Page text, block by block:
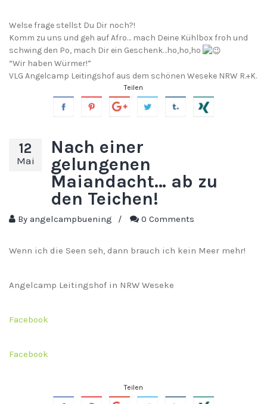
Welse frage stellst Du Dir noch?!
Komm zu uns und geh auf Afro… mach Deine Kühlbox froh und
schwing den Po, mach Dir ein Geschenk…ho,ho,ho
“Wir haben Würmer!”
VLG Angelcamp Leitingshof aus dem schönen Weseke NRW R.+K.
Teilen
12
Mai
Nach einer
gelungenen
Maiandacht… ab zu
den Teichen!
By angelcampbuening / 0 Comments
Wenn ich die Seen seh, dann brauch ich kein Meer mehr!
Angelcamp Leitingshof in NRW Weseke
Facebook
Facebook
Teilen